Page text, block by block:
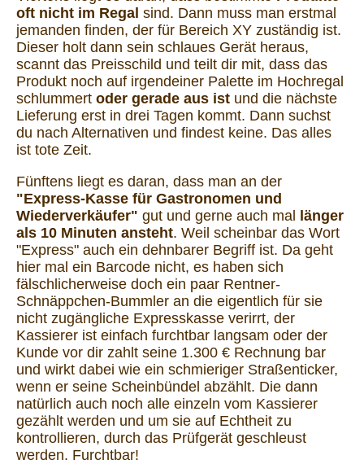
oft nicht im Regal sind. Dann muss man erstmal
jemanden finden, der für Bereich XY zuständig ist.
Dieser holt dann sein schlaues Gerät heraus,
scannt das Preisschild und teilt dir mit, dass das
Produkt noch auf irgendeiner Palette im Hochregal
schlummert oder gerade aus ist und die nächste
Lieferung erst in drei Tagen kommt. Dann suchst
du nach Alternativen und findest keine. Das alles
ist tote Zeit.
Fünftens liegt es daran, dass man an der
"Express-Kasse für Gastronomen und
Wiederverkäufer" gut und gerne auch mal länger
als 10 Minuten ansteht. Weil scheinbar das Wort
"Express" auch ein dehnbarer Begriff ist. Da geht
hier mal ein Barcode nicht, es haben sich
fälschlicherweise doch ein paar Rentner-
Schnäppchen-Bummler an die eigentlich für sie
nicht zugängliche Expresskasse verirrt, der
Kassierer ist einfach furchtbar langsam oder der
Kunde vor dir zahlt seine 1.300 € Rechnung bar
und wirkt dabei wie ein schmieriger Straßenticker,
wenn er seine Scheinbündel abzählt. Die dann
natürlich auch noch alle einzeln vom Kassierer
gezählt werden und um sie auf Echtheit zu
kontrollieren, durch das Prüfgerät geschleust
werden. Furchtbar!